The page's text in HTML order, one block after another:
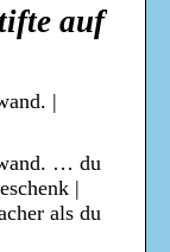
auf
|
… du
|
als du